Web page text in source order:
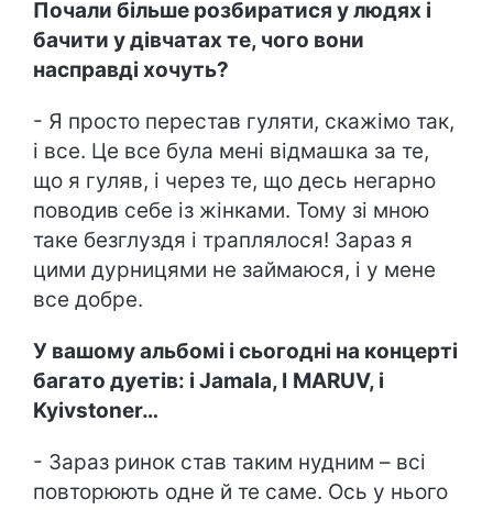
Почали більше розбиратися у людях і
бачити у дівчатах те, чого вони
насправді хочуть?
- Я просто перестав гуляти, скажімо так,
і все. Це все була мені відмашка за те,
що я гуляв, і через те, що десь негарно
поводив себе із жінками. Тому зі мною
таке безглуздя і траплялося! Зараз я
цими дурницями не займаюся, і у мене
все добре.
У вашому альбомі і сьогодні на концерті
багато дуетів: і Jamala, I MARUV, і
Kyivstoner…
- Зараз ринок став таким нудним – всі
повторюють одне й те саме. Ось у нього